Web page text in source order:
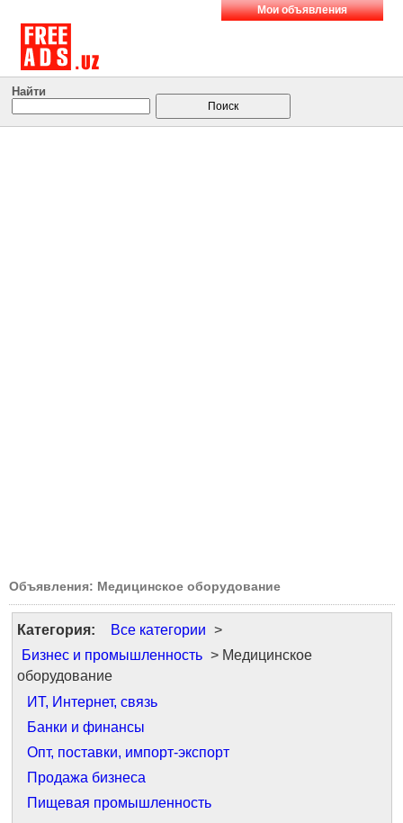
Мои объявления
Найти
Объявления: Медицинское оборудование
Категория: Все категории >
Бизнес и промышленность > Медицинское
оборудование
ИТ, Интернет, связь
Банки и финансы
Опт, поставки, импорт-экспорт
Продажа бизнеса
Пищевая промышленность